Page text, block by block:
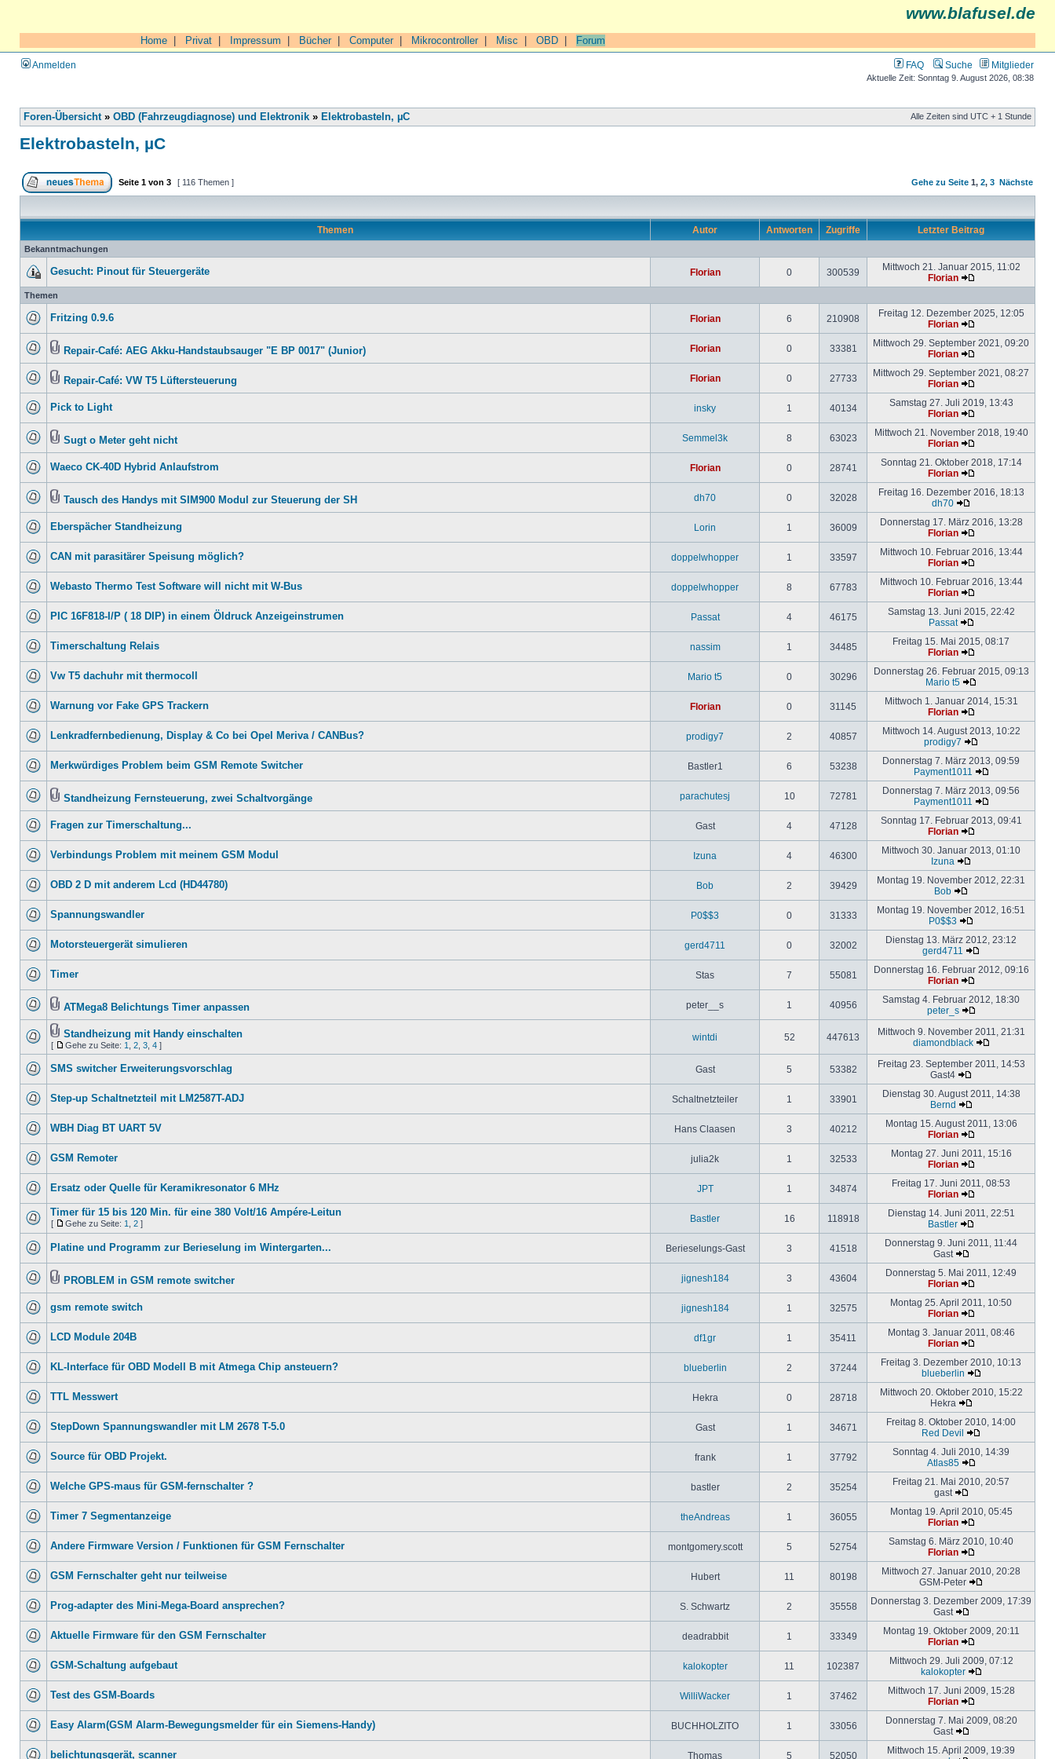
www.blafusel.de
Home Privat Impressum Bücher| Computer| Mikrocontroller| Misc OBD Forum
Anmelden FAQ Suche Mitglieder
Aktuelle Zeit: Sonntag 9. August 2026, 08:38
Foren-Übersicht» OBD (Fahrzeugdiagnose) und Elektronik » Elektrobasteln, µC Alle Zeiten sind UTC + 1 Stunde
Elektrobasteln, µC
Seite 1 von 3 [ 116 Themen ] Gehe zu Seite 1, 2, 3 Nächste
Themen Autor Antworten Zugriffe Letzter Beitrag
Bekanntmachungen
Gesucht: Pinout für Steuergeräte Florian 0 300539
Mittwoch 21. Januar 2015, 11:02
Florian
Themen
Fritzing 0.9.6 Florian 6 210908
Freitag 12. Dezember 2025, 12:05
Florian
Repair-Café: AEG Akku-Handstaubsauger "E BP 0017" (Junior) Florian 0 33381
Mittwoch 29. September 2021, 09:20
Florian
Repair-Café: VW T5 Lüftersteuerung Florian 0 27733
Mittwoch 29. September 2021, 08:27
Florian
Pick to Light insky 1 40134
Samstag 27. Juli 2019, 13:43
Florian
Sugt o Meter geht nicht Semmel3k 8 63023
Mittwoch 21. November 2018, 19:40
Florian
Waeco CK-40D Hybrid Anlaufstrom Florian 0 28741
Sonntag 21. Oktober 2018, 17:14
Florian
Tausch des Handys mit SIM900 Modul zur Steuerung der SH dh70 0 32028
Freitag 16. Dezember 2016, 18:13
dh70
Eberspächer Standheizung Lorin 1 36009
Donnerstag 17. März 2016, 13:28
Florian
CAN mit parasitärer Speisung möglich? doppelwhopper 1 33597
Mittwoch 10. Februar 2016, 13:44
Florian
Webasto Thermo Test Software will nicht mit W-Bus doppelwhopper 8 67783
Mittwoch 10. Februar 2016, 13:44
Florian
PIC 16F818-I/P ( 18 DIP) in einem Öldruck Anzeigeinstrumen Passat 4 46175
Samstag 13. Juni 2015, 22:42
Passat
Timerschaltung Relais nassim 1 34485
Freitag 15. Mai 2015, 08:17
Florian
Vw T5 dachuhr mit thermocoll Mario t5 0 30296
Donnerstag 26. Februar 2015, 09:13
Mario t5
Warnung vor Fake GPS Trackern Florian 0 31145
Mittwoch 1. Januar 2014, 15:31
Florian
Lenkradfernbedienung, Display & Co bei Opel Meriva / CANBus? prodigy7 2 40857
Mittwoch 14. August 2013, 10:22
prodigy7
Merkwürdiges Problem beim GSM Remote Switcher Bastler1 6 53238
Donnerstag 7. März 2013, 09:59
Payment1011
Standheizung Fernsteuerung, zwei Schaltvorgänge parachutesj 10 72781
Donnerstag 7. März 2013, 09:56
Payment1011
Fragen zur Timerschaltung... Gast 4 47128
Sonntag 17. Februar 2013, 09:41
Florian
Verbindungs Problem mit meinem GSM Modul Izuna 4 46300
Mittwoch 30. Januar 2013, 01:10
Izuna
OBD 2 D mit anderem Lcd (HD44780) Bob 2 39429
Montag 19. November 2012, 22:31
Bob
Spannungswandler P0$$3 0 31333
Montag 19. November 2012, 16:51
P0$$3
Motorsteuergerät simulieren gerd4711 0 32002
Dienstag 13. März 2012, 23:12
gerd4711
Timer Stas 7 55081
Donnerstag 16. Februar 2012, 09:16
Florian
ATMega8 Belichtungs Timer anpassen peter__s 1 40956
Samstag 4. Februar 2012, 18:30
peter_s
Standheizung mit Handy einschalten
[ Gehe zu Seite: 1 2 3 4 ]
wintdi 52 447613
Mittwoch 9. November 2011, 21:31
diamondblack
SMS switcher Erweiterungsvorschlag Gast 5 53382
Freitag 23. September 2011, 14:53
Gast4
Step-up Schaltnetzteil mit LM2587T-ADJ Schaltnetzteiler 1 33901
Dienstag 30. August 2011, 14:38
Bernd
WBH Diag BT UART 5V Hans Claasen 3 40212
Montag 15. August 2011, 13:06
Florian
GSM Remoter julia2k 1 32533
Montag 27. Juni 2011, 15:16
Florian
Ersatz oder Quelle für Keramikresonator 6 MHz JPT 1 34874
Freitag 17. Juni 2011, 08:53
Florian
Timer für 15 bis 120 Min. für eine 380 Volt/16 Ampére-Leitun
[ Gehe zu Seite: 1 2 ] Bastler 16 118918
Dienstag 14. Juni 2011, 22:51
Bastler
Platine und Programm zur Berieselung im Wintergarten... Berieselungs-Gast 3 41518
Donnerstag 9. Juni 2011, 11:44
Gast
PROBLEM in GSM remote switcher jignesh184 3 43604
Donnerstag 5. Mai 2011, 12:49
Florian
gsm remote switch jignesh184 1 32575
Montag 25. April 2011, 10:50
Florian
LCD Module 204B df1gr 1 35411
Montag 3. Januar 2011, 08:46
Florian
KL-Interface für OBD Modell B mit Atmega Chip ansteuern? blueberlin 2 37244
Freitag 3. Dezember 2010, 10:13
blueberlin
TTL Messwert Hekra 0 28718
Mittwoch 20. Oktober 2010, 15:22
Hekra
StepDown Spannungswandler mit LM 2678 T-5.0 Gast 1 34671
Freitag 8. Oktober 2010, 14:00
Red Devil
Source für OBD Projekt. frank 1 37792
Sonntag 4. Juli 2010, 14:39
Atlas85
Welche GPS-maus für GSM-fernschalter ? bastler 2 35254
Freitag 21. Mai 2010, 20:57
gast
Timer 7 Segmentanzeige theAndreas 1 36055
Montag 19. April 2010, 05:45
Florian
Andere Firmware Version / Funktionen für GSM Fernschalter montgomery.scott 5 52754
Samstag 6. März 2010, 10:40
Florian
GSM Fernschalter geht nur teilweise Hubert 11 80198
Mittwoch 27. Januar 2010, 20:28
GSM-Peter
Prog-adapter des Mini-Mega-Board ansprechen? S. Schwartz 2 35558
Donnerstag 3. Dezember 2009, 17:39
Gast
Aktuelle Firmware für den GSM Fernschalter deadrabbit 1 33349
Montag 19. Oktober 2009, 20:11
Florian
GSM-Schaltung aufgebaut kalokopter 11 102387
Mittwoch 29. Juli 2009, 07:12
kalokopter
Test des GSM-Boards WilliWacker 1 37462
Mittwoch 17. Juni 2009, 15:28
Florian
Easy Alarm(GSM Alarm-Bewegungsmelder für ein Siemens-Handy) BUCHHOLZITO 1 33056
Donnerstag 7. Mai 2009, 08:20
Gast
belichtungsgerät, scanner Thomas 5 52050
Mittwoch 15. April 2009, 19:39